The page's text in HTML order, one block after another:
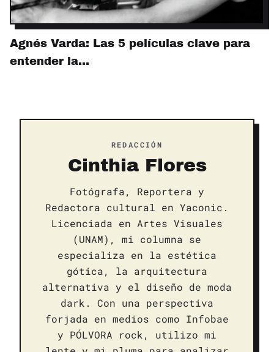
Agnés Varda: Las 5 películas clave para
entender la…
REDACCIÓN
Cinthia Flores
Fotógrafa, Reportera y
Redactora cultural en Yaconic.
Licenciada en Artes Visuales
(UNAM), mi columna se
especializa en la estética
gótica, la arquitectura
alternativa y el diseño de moda
dark. Con una perspectiva
forjada en medios como Infobae
y PÓLVORA rock, utilizo mi